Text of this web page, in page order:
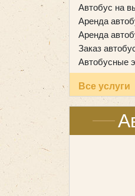
Автобус на
Аренда
Аренда
Заказ
Автобусные
Все услуги